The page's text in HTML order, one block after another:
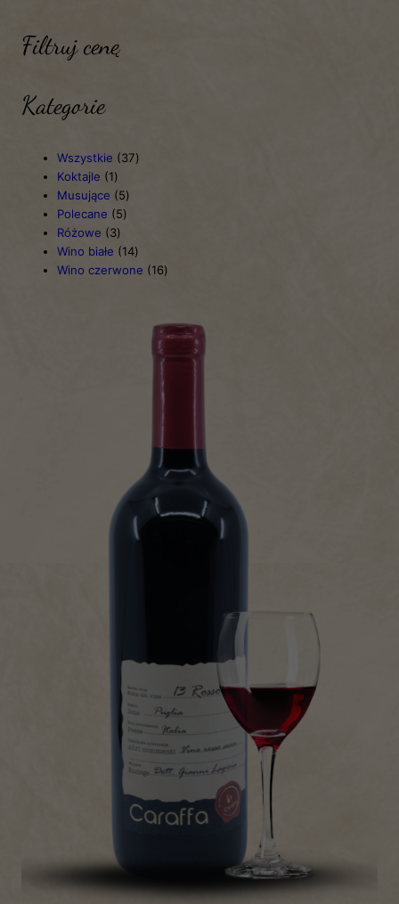
Filtruj cenę
Kategorie
Wszystkie
37
Koktajle
1
Musujące
5
Polecane
5
Różowe
3
Wino białe
14
Wino czerwone
16